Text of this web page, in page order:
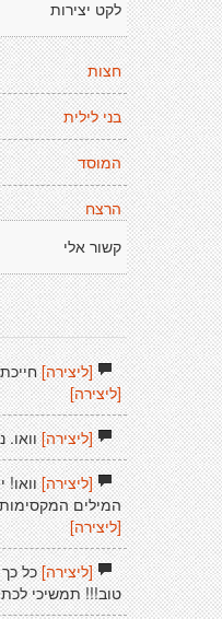
לקט יצירות
חצות
בני לילית
המוסד
הרצח
קשור אלי
[ליצירה]
[ליצירה]
[ליצירה]וואו.
[ליצירה]
המילים
[ליצירה]
[ליצירה]כל
טוב!!! תמשיכי